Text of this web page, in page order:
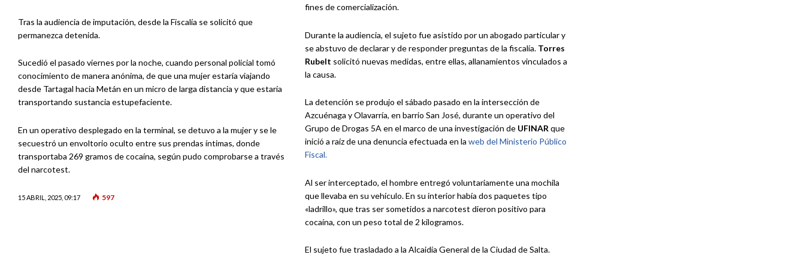
Tras la audiencia de imputación, desde la Fiscalía se solicitó que
permanezca detenida.
Sucedió el pasado viernes por la noche, cuando personal policial tomó
conocimiento de manera anónima, de que una mujer estaría viajando
desde Tartagal hacia Metán en un micro de larga distancia y que estaría
transportando sustancia estupefaciente.
En un operativo desplegado en la terminal, se detuvo a la mujer y se le
secuestró un envoltorio oculto entre sus prendas íntimas, donde
transportaba 269 gramos de cocaína, según pudo comprobarse a través
del narcotest.
15 ABRIL, 2025, 09:17 597
fines de comercialización.
Durante la audiencia, el sujeto fue asistido por un abogado particular y
se abstuvo de declarar y de responder preguntas de la fiscalía. Torres
Rubelt solicitó nuevas medidas, entre ellas, allanamientos vinculados a
la causa.
La detención se produjo el sábado pasado en la intersección de
Azcuénaga y Olavarría, en barrio San José, durante un operativo del
Grupo de Drogas 5A en el marco de una investigación de UFINAR que
inició a raíz de una denuncia efectuada en la web del Ministerio Público
Fiscal.
Al ser interceptado, el hombre entregó voluntariamente una mochila
que llevaba en su vehículo. En su interior había dos paquetes tipo
«ladrillo», que tras ser sometidos a narcotest dieron positivo para
cocaína, con un peso total de 2 kilogramos.
El sujeto fue trasladado a la Alcaidía General de la Ciudad de Salta.